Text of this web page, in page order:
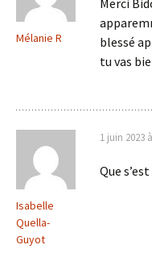
Mélanie R
Merci
blessé
tu vas
Isabelle
Quella-
Guyot
1 juin 2023
Que